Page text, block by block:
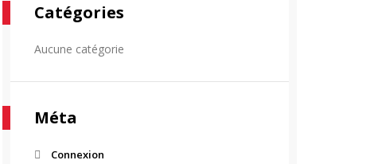
Catégories
Aucune catégorie
Méta
Connexion